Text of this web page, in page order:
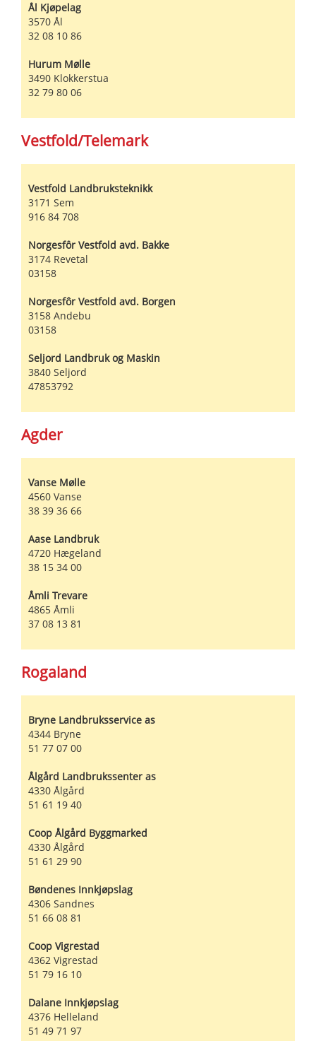
Ål Kjøpelag
3570 Ål
32 08 10 86
Hurum Mølle
3490 Klokkerstua
32 79 80 06
Vestfold/Telemark
Vestfold Landbruksteknikk
3171 Sem
916 84 708
Norgesfôr Vestfold avd. Bakke
3174 Revetal
03158
Norgesfôr Vestfold avd. Borgen
3158 Andebu
03158
Seljord Landbruk og Maskin
3840 Seljord
47853792
Agder
Vanse Mølle
4560 Vanse
38 39 36 66
Aase Landbruk
4720 Hægeland
38 15 34 00
Åmli Trevare
4865 Åmli
37 08 13 81
Rogaland
Bryne Landbruksservice as
4344 Bryne
51 77 07 00
Ålgård Landbrukssenter as
4330 Ålgård
51 61 19 40
Coop Ålgård Byggmarked
4330 Ålgård
51 61 29 90
Bøndenes Innkjøpslag
4306 Sandnes
51 66 08 81
Coop Vigrestad
4362 Vigrestad
51 79 16 10
Dalane Innkjøpslag
4376 Helleland
51 49 71 97